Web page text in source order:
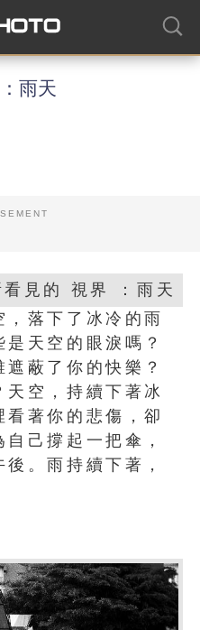
雨天
，落下了冰冷的雨
天空的眼淚嗎？
蔽了你的快樂？
空，持續下著冰
著你的悲傷，卻
己撐起一把傘，
。雨持續下著，